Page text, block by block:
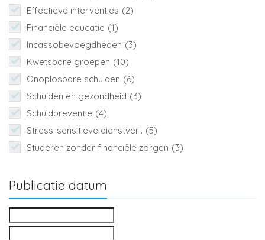
Effectieve interventies (2)
Financiële educatie (1)
Incassobevoegdheden (3)
Kwetsbare groepen (10)
Onoplosbare schulden (6)
Schulden en gezondheid (3)
Schuldpreventie (4)
Stress-sensitieve dienstverl. (5)
Studeren zonder financiële zorgen (3)
Publicatie datum